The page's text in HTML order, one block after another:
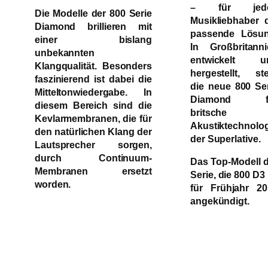
Die Modelle der 800 Serie
Diamond brillieren mit
einer bislang
unbekannten
Klangqualität. Besonders
faszinierend ist dabei die
Mitteltonwiedergabe. In
diesem Bereich sind die
Kevlarmembranen, die für
den natürlichen Klang der
Lautsprecher sorgen,
durch Continuum-
Membranen ersetzt
worden.
– für
Musikliebhaber
passende
In
entwickelt
hergestellt,
die neue 800
Diamond
britsche
der Superlative.
Das Top-Modell
Serie, die 800 D3
für Frühjahr
angekündigt.